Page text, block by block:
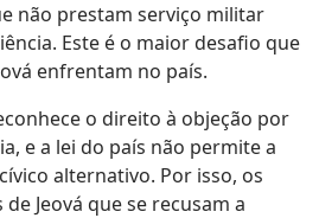
não prestam serviço militar
Este é o maior desafio que
enfrentam no país.
o direito à objeção por
e a lei do país não permite a
alternativo. Por isso, os
Jeová que se recusam a